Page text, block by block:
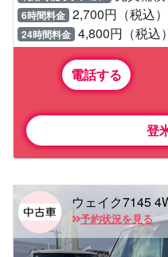
6時間料金 2,700円（税込）
24時間料金 4,800円（税込）
電話する
登
ウェイク7145
予約状況を見る